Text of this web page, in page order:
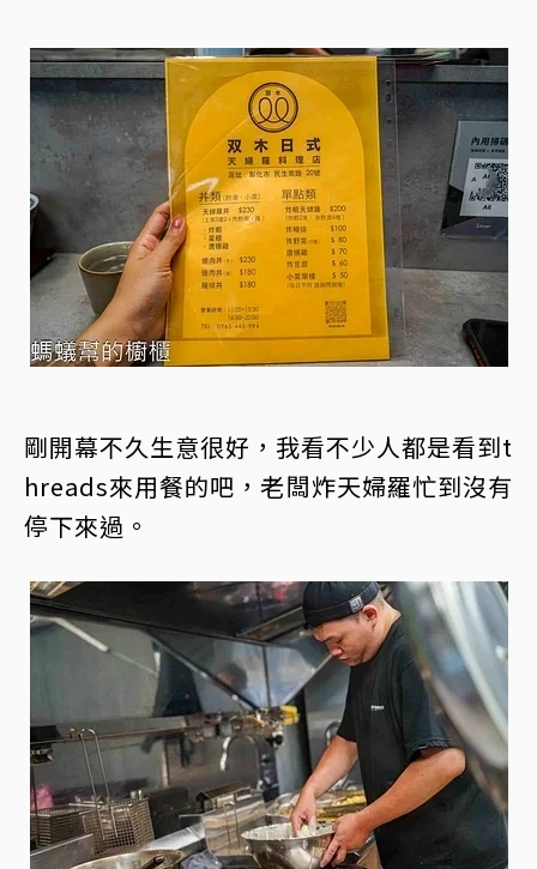
剛開幕不久生意很好，我看不少人都是看到t
hreads來用餐的吧，老闆炸天婦羅忙到沒有
停下來過。